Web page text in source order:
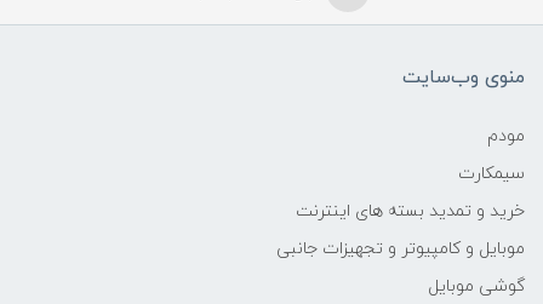
منوی وب‌سایت
مودم
سیمکارت
خرید و تمدید بسته های اینترنت
موبایل و کامپیوتر و تجهیزات جانبی
گوشی موبایل